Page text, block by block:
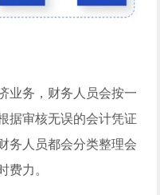
务，财务人员会按一
据审核无误的会计凭证
务人员都会分类整理会
费力。